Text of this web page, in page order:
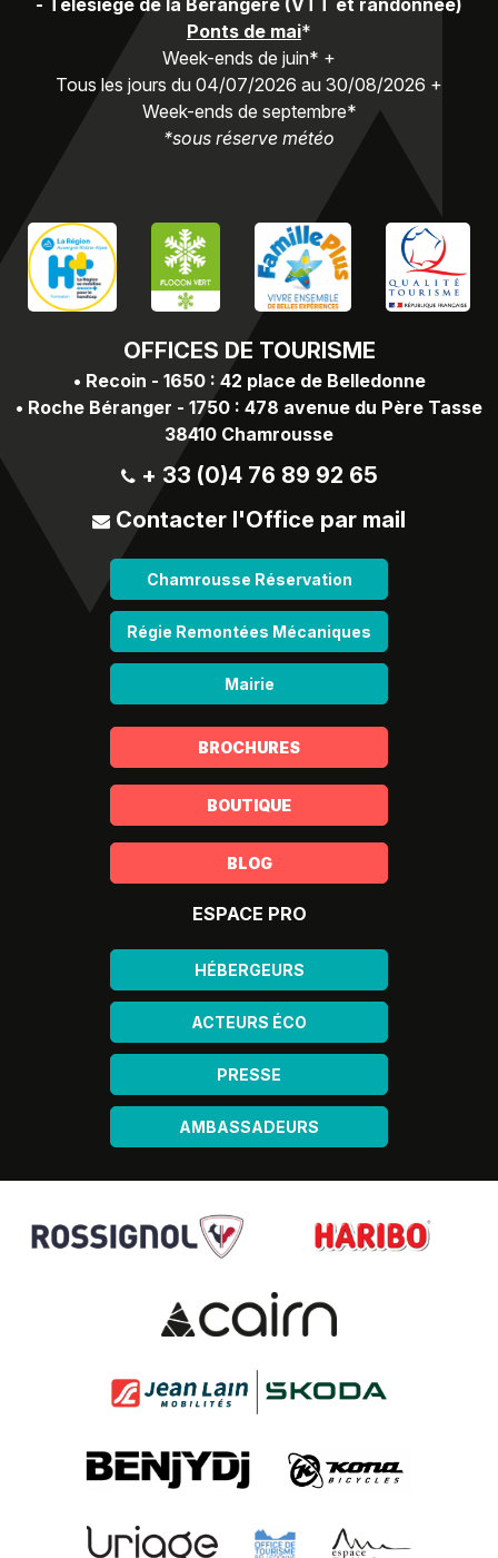
OFFICES DE TOURISME
• Recoin - 1650 : 42 place de Belledonne
• Roche Béranger - 1750 : 478 avenue du Père Tasse
38410 Chamrousse
+ 33 (0)4 76 89 92 65
Contacter l'Office par mail
Chamrousse Réservation
Régie Remontées Mécaniques
Mairie
Ponts de mai*
Week-ends de juin* +
Tous les jours du 04/07/2026 au 30/08/2026 +
Week-ends de septembre*
*sous réserve météo
BROCHURES
BOUTIQUE
BLOG
ESPACE PRO
HÉBERGEURS
ACTEURS ÉCO
PRESSE
AMBASSADEURS